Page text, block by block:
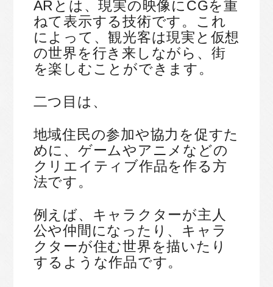
ARとは、現実の映像にCGを重
ねて表示する技術です。これ
によって、観光客は現実と仮想
の世界を行き来しながら、街
を楽しむことができます。
二つ目は、
地域住民の参加や協力を促すた
めに、ゲームやアニメなどの
クリエイティブ作品を作る方
法です。
例えば、キャラクターが主人
公や仲間になったり、キャラ
クターが住む世界を描いたり
するような作品です。